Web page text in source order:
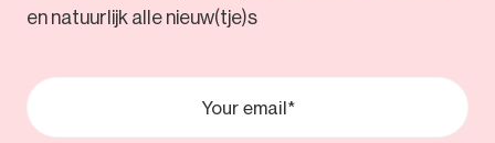
en natuurlijk alle nieuw(tje)s